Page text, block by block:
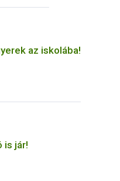
az iskolába!
is jár!